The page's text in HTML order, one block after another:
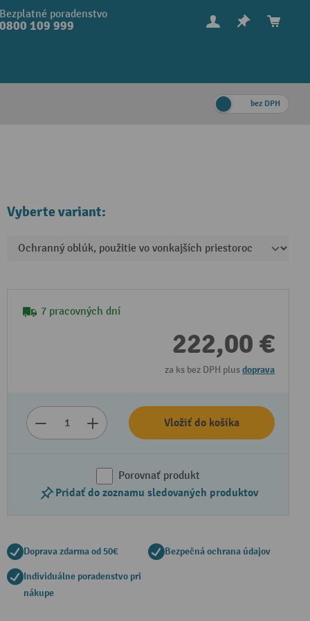
Bezplatné poradenstvo
0800 109 999
bez DPH
Vyberte variant:
7 pracovných dní
222,00 €
za ks bez DPH plusdoprava
Vložiť do košíka
Porovnať produkt
Pridať do zoznamu sledovaných produktov
Doprava zdarma od 50€ Bezpečná ochrana údajov
Individuálne poradenstvo pri
nákupe